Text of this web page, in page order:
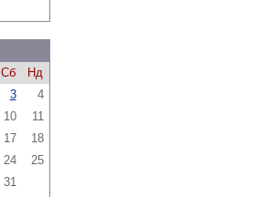
Сб
Нд
3
4
10
11
17
18
24
25
31